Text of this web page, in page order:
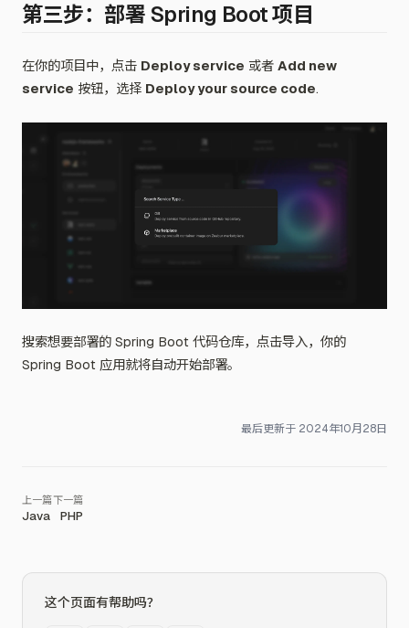
第三步：部署 Spring Boot 项目
在你的项目中，点击 Deploy service 或者 Add new
service 按钮，选择 Deploy your source code.
搜索想要部署的 Spring Boot 代码仓库，点击导入，你的
Spring Boot 应用就将自动开始部署。
最后更新于 2024年10月28日
Java PHP
这个页面有帮助吗？